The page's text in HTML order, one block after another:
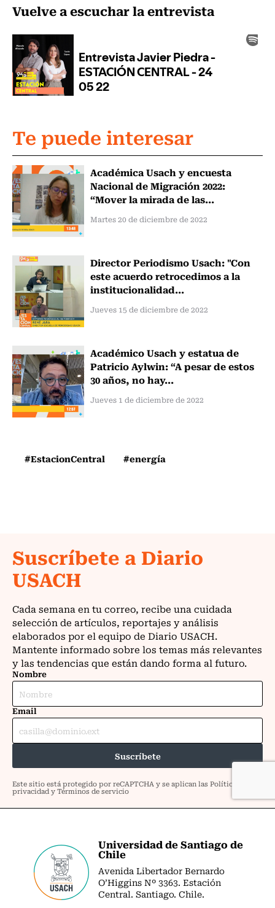
Vuelve a escuchar la entrevista
Te puede interesar
Académica Usach y encuesta
Nacional de Migración 2022:
“Mover la mirada de las...
Martes 20 de diciembre de 2022
Director Periodismo Usach: "Con
este acuerdo retrocedimos a la
institucionalidad...
Jueves 15 de diciembre de 2022
Académico Usach y estatua de
Patricio Aylwin: “A pesar de estos
30 años, no hay...
Jueves 1 de diciembre de 2022
#EstacionCentral #energía
Universidad de Santiago de
Chile
Avenida Libertador Bernardo
O’Higgins Nº 3363. Estación
Central. Santiago. Chile.